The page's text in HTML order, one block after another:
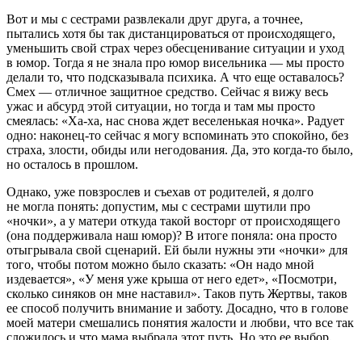
Вот и мы с сестрами развлекали друг друга, а точнее,
пытались хотя бы так дистанцироваться от происходящего,
уменьшить свой страх через обесценивание ситуации и уход
в юмор. Тогда я не знала про юмор висельника — мы просто
делали то, что подсказывала психика. А что еще оставалось?
Смех — отличное защитное средство. Сейчас я вижу весь
ужас и абсурд этой ситуации, но тогда и там мы просто
смеялась: «Ха-ха, нас снова ждет веселенькая ночка». Радует
одно: наконец-то сейчас я могу вспоминать это спокойно, без
страха, злости, обиды или негодования. Да, это когда-то было,
но осталось в прошлом.
Однако, уже повзрослев и съехав от родителей, я долго
не могла понять: допустим, мы с сестрами шутили про
«ночки», а у матери откуда такой восторг от происходящего
(она поддерживала наш юмор)? В итоге поняла: она просто
отыгрывала свой сценарий. Ей были нужны эти «ночки» для
того, чтобы потом можно было сказать: «Он надо мной
издевается», «У меня уже крыша от него едет», «Посмотри,
сколько синяков он мне наставил». Таков путь Жертвы, таков
ее способ получить внимание и заботу. Досадно, что в голове
моей матери смешались понятия жалости и любви, что все так